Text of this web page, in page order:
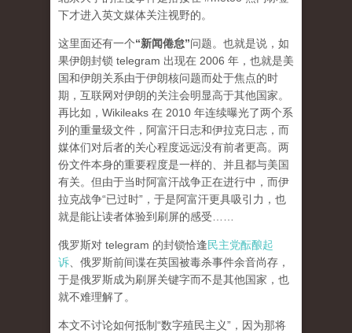
下才进入英文媒体关注视野的。
这里面还有一个“新闻倦怠”问题。也就是说，如
果伊朗封锁 telegram 出现在 2006 年，也就是美
国和伊朗关系由于伊朗核问题而处于焦点的时
期，互联网对伊朗的关注会明显高于其他国家。
再比如，Wikileaks 在 2010 年连续曝光了两个系
列的重量级文件，阿富汗日志和伊拉克日志，而
媒体们对后者的关心程度远远没有前者更高。两
份文件本身的重要程度是一样的、并且都与美国
有关。但由于当时阿富汗战争正在进行中，而伊
拉克战争“已过时”，于是阿富汗更具吸引力，也
就是能让读者体验到刷屏的感受……
俄罗斯对 telegram 的封锁恰逢民主党酝酿起
诉 、俄罗斯前间谍在英国被毒杀事件余音尚存，
于是俄罗斯成为刷屏关键字而不是其他国家，也
就不难理解了。
本文不讨论如何抵制“数字殖民主义”，因为那将